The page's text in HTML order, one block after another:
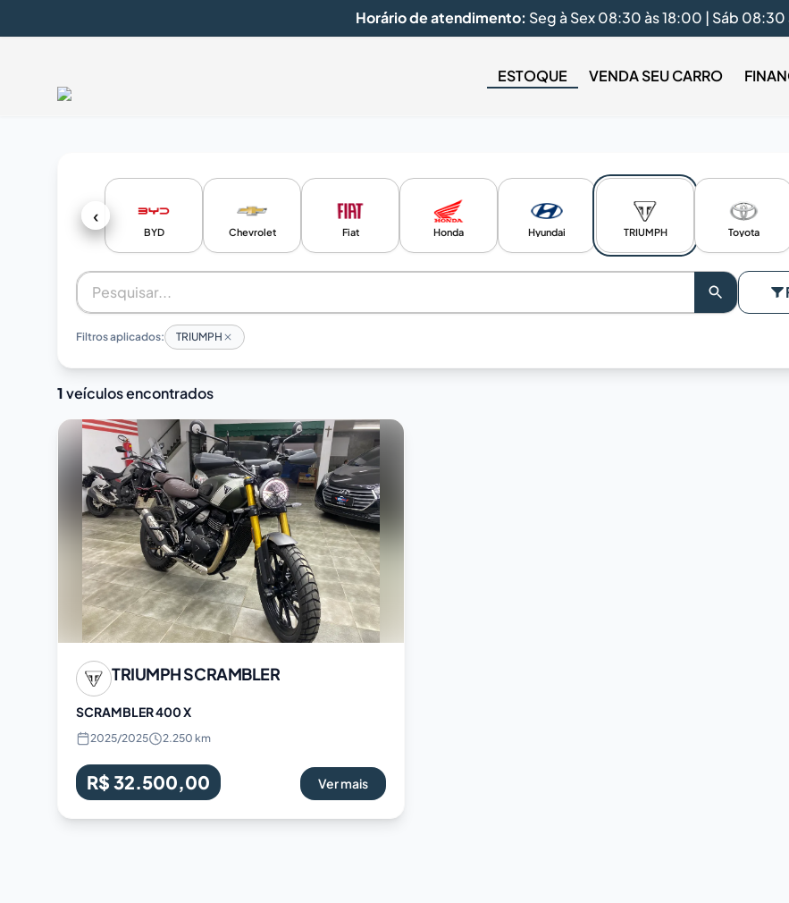
Horário de atendimento: Seg à Sex 08:30 às 18:00 | Sáb 08:30
ESTOQUE VENDA SEU CARRO
‹
BYD Chevrolet Fiat Honda Hyundai TRIUMPH Toyota
Filtros aplicados: TRIUMPH
1veículos encontrados
TRIUMPHSCRAMBLER
SCRAMBLER 400 X
2025/2025 2.250 km
R$ 32.500,00 Ver mais